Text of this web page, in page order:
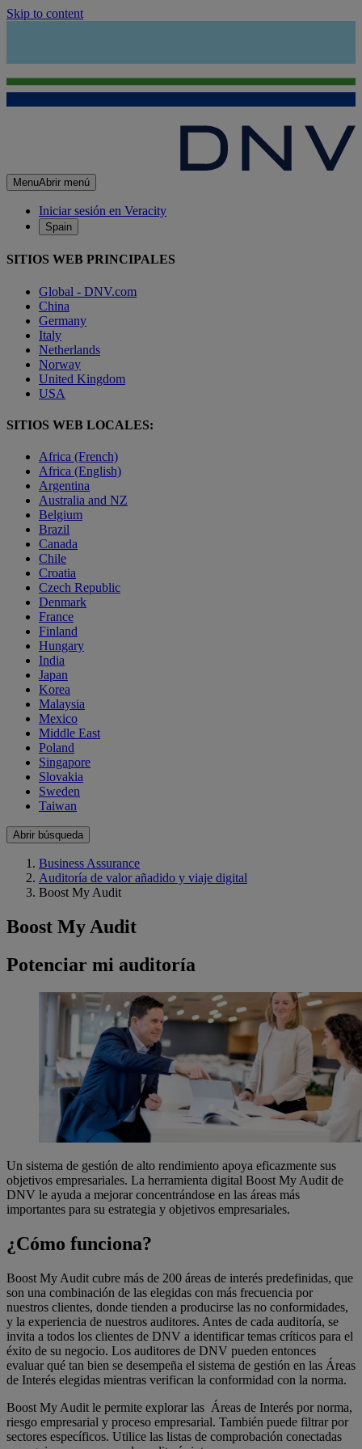
Skip to content
MenuAbrir menú
Iniciar sesión en Veracity
Spain
SITIOS WEB PRINCIPALES
Global - DNV.com
China
Germany
Italy
Netherlands
Norway
United Kingdom
USA
SITIOS WEB LOCALES:
Africa (French)
Africa (English)
Argentina
Australia and NZ
Belgium
Brazil
Canada
Chile
Croatia
Czech Republic
Denmark
France
Finland
Hungary
India
Japan
Korea
Malaysia
Mexico
Middle East
Poland
Singapore
Slovakia
Sweden
Taiwan
Abrir búsqueda
Business Assurance
Auditoría de valor añadido y viaje digital
Boost My Audit
Boost My Audit
Potenciar mi auditoría
Un sistema de gestión de alto rendimiento apoya eficazmente sus
objetivos empresariales. La herramienta digital Boost My Audit de
DNV le ayuda a mejorar concentrándose en las áreas más
importantes para su estrategia y objetivos empresariales.
¿Cómo funciona?
Boost My Audit cubre más de 200 áreas de interés predefinidas, que
son una combinación de las elegidas con más frecuencia por
nuestros clientes, donde tienden a producirse las no conformidades,
y la experiencia de nuestros auditores. Antes de cada auditoría, se
invita a todos los clientes de DNV a identificar temas críticos para el
éxito de su negocio. Los auditores de DNV pueden entonces
evaluar qué tan bien se desempeña el sistema de gestión en las Áreas
de Interés elegidas mientras verifican la conformidad con la norma.
Boost My Audit le permite explorar las Áreas de Interés por norma,
riesgo empresarial y proceso empresarial. También puede filtrar por
sectores específicos. Utilice las listas de comprobación conectadas